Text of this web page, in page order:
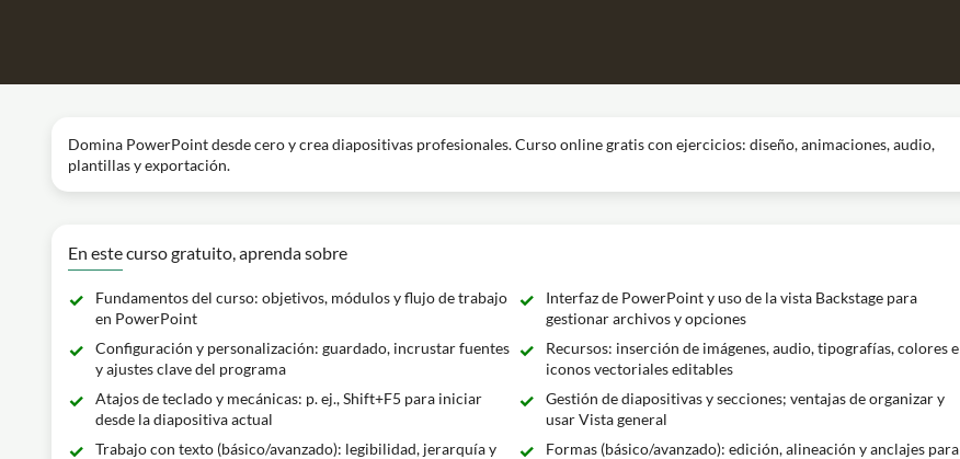
Domina PowerPoint desde cero y crea diapositivas profesionales. Curso online gratis con ejercicios: diseño, animaciones, audio,
plantillas y exportación.
En este curso gratuito, aprenda sobre
Fundamentos del curso: objetivos, módulos y flujo de trabajo
en PowerPoint
Interfaz de PowerPoint y uso de la vista Backstage para
gestionar archivos y opciones
Configuración y personalización: guardado, incrustar fuentes
y ajustes clave del programa
Recursos: inserción de imágenes, audio, tipografías, colores e
iconos vectoriales editables
Atajos de teclado y mecánicas: p. ej., Shift+F5 para iniciar
desde la diapositiva actual
Gestión de diapositivas y secciones; ventajas de organizar y
usar Vista general
Trabajo con texto (básico/avanzado): legibilidad, jerarquía y
Formas (básico/avanzado): edición, alineación y anclajes para